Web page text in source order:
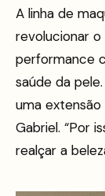
A linha de
revolucionar
performance
saúde da
uma
Gabriel. “Por
realçar a